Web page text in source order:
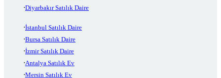
Diyarbakır Satılık Daire
İstanbul Satılık Daire
Bursa Satılık Daire
İzmir Satılık Daire
Antalya Satılık Ev
Mersin Satılık Ev